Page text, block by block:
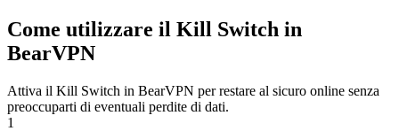
Come utilizzare il Kill Switch in
BearVPN
Attiva il Kill Switch in BearVPN per restare al sicuro online senza
preoccuparti di eventuali perdite di dati.
1